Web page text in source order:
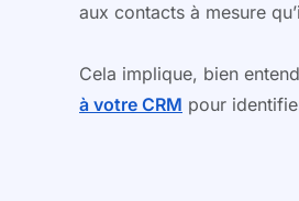
aux contacts à mesure
Cela implique, bien
à votre CRM pour